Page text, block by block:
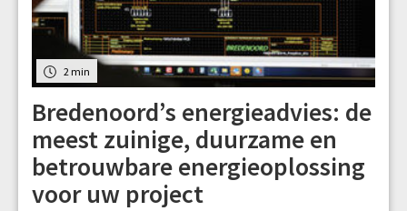
2 min
Bredenoord’s energieadvies: de
meest zuinige, duurzame en
betrouwbare energieoplossing
voor uw project